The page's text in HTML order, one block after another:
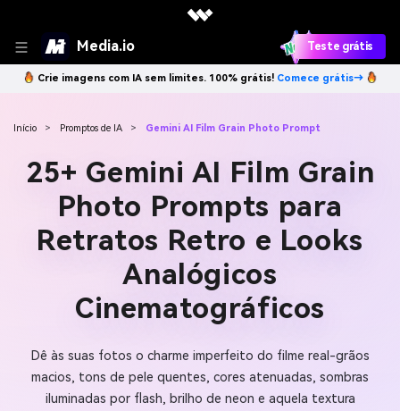
Media.io Teste grátis
Crie imagens com IA sem limites. 100% grátis! Comece grátis→
Início > Promptos de IA > Gemini AI Film Grain Photo Prompt
25+ Gemini AI Film Grain
Photo Prompts para
Retratos Retro e Looks
Analógicos
Cinematográficos
Dê às suas fotos o charme imperfeito do filme real-grãos
macios, tons de pele quentes, cores atenuadas, sombras
iluminadas por flash, brilho de neon e aquela textura